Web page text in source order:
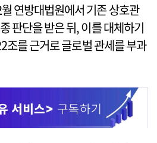
연방대법원에서 기존 상호관
판단을 받은 뒤, 이를 대체하기
조를 근거로 글로벌 관세를 부과